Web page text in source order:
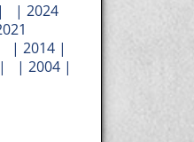
| | 2024
| 2014 |
| | 2004 |